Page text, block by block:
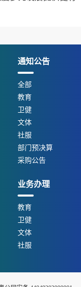
通知公告
全部
教育
卫健
文体
社服
部门预决算
采购公告
业务办理
教育
卫健
文体
社服